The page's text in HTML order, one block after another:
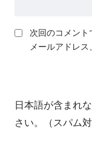
次回のコメント
メールアドレス
日本語が含まれ
さい。（スパム対